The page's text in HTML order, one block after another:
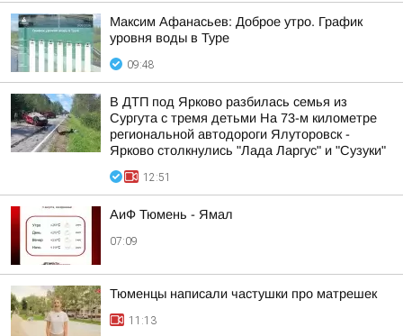
Максим Афанасьев: Доброе утро. График
уровня воды в Туре
09:48
В ДТП под Ярково разбилась семья из
Сургута с тремя детьми На 73-м километре
региональной автодороги Ялуторовск -
Ярково столкнулись "Лада Ларгус" и "Сузуки"
12:51
АиФ Тюмень - Ямал
07:09
Тюменцы написали частушки про матрешек
11:13